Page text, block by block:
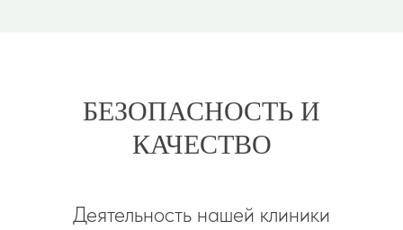
БЕЗОПАСНОСТЬ И
КАЧЕСТВО
Деятельность нашей клиники